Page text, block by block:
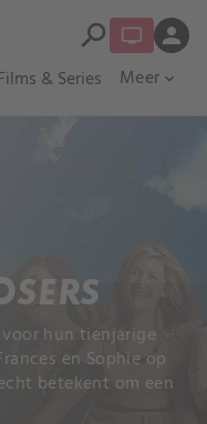
& Series Meer expand_more
search person
hun tienjarige
en Sophie op
betekent om een